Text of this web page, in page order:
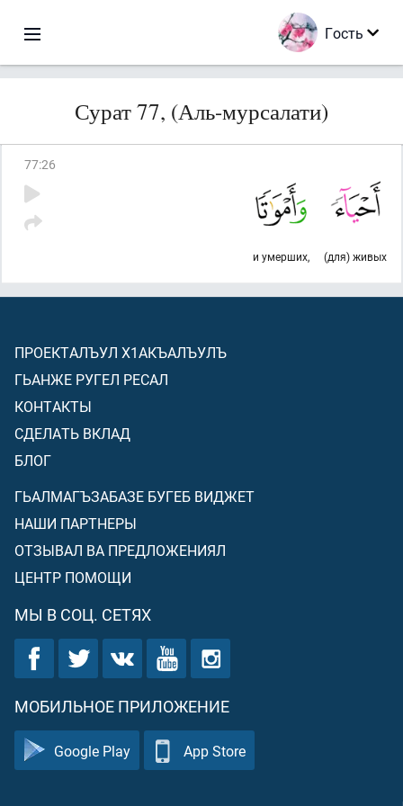
Гость
Сурат 77, (Аль-мурсалати)
77:26
(для) живых
и умерших,
ПРОЕКТАЛЪУЛ Х1АКЪАЛЪУЛЪ
ГЬАНЖЕ РУГЕЛ РЕСАЛ
КОНТАКТЫ
СДЕЛАТЬ ВКЛАД
БЛОГ
ГЬАЛМАГЪЗАБАЗЕ БУГЕБ ВИДЖЕТ
НАШИ ПАРТНЕРЫ
ОТЗЫВАЛ ВА ПРЕДЛОЖЕНИЯЛ
ЦЕНТР ПОМОЩИ
МЫ В СОЦ. СЕТЯХ
МОБИЛЬНОЕ ПРИЛОЖЕНИЕ
Google Play App Store